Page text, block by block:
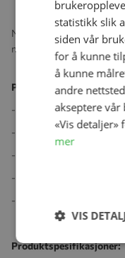
Nydelig jumpsuit med
med både trykknapper og
Produktegenskaper:
- Jersey med elastan
- Med trykk som
- Myk, elastisk og
- Pustende kvalitet
- Høy kvalitet som holder
Produktspesifikasjoner:
statistikk slik
siden vår
for å kunne
å kunne
andre
akseptere
«Vis detaljer»
mer
VIS